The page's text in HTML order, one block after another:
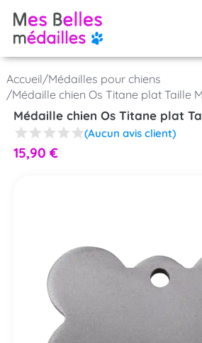
Accueil/Médailles pour chiens
/Médaille chien Os Titane plat Taille M
Médaille chien Os Titane plat
(Aucun avis client)
15,90 €